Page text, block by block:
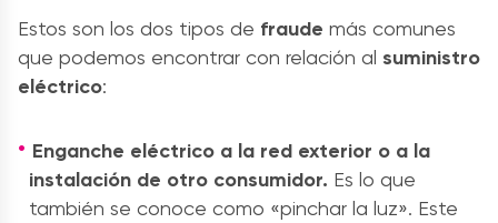
Estos son los dos tipos de fraude más comunes
que podemos encontrar con relación al suministro
eléctrico:
Enganche eléctrico a la red exterior o a la
instalación de otro consumidor. Es lo que
también se conoce como «pinchar la luz». Este